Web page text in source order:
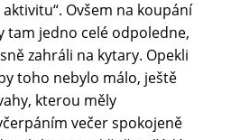
Ovšem na koupání
tam jedno celé odpoledne,
zahráli na kytary. Opekli
toho nebylo málo, ještě
kterou měly
večer spokojeně